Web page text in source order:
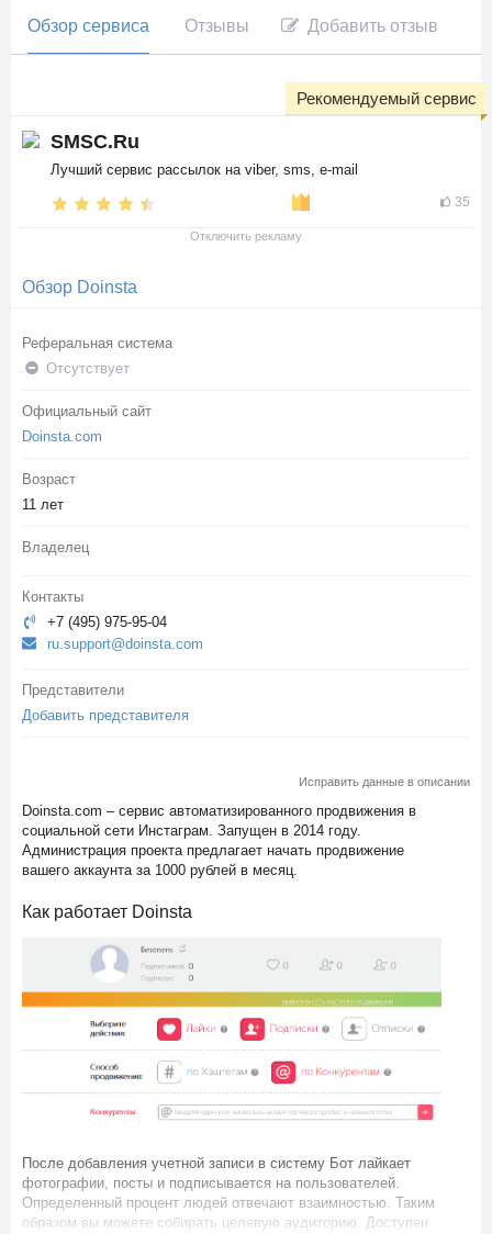
Обзор сервиса Отзывы Добавить отзыв
SMSC.Ru
Лучший сервис рассылок на viber, sms, e-mail
35
Рекомендуемый сервис
Отключить рекламу
Обзор Doinsta
Реферальная система
Отсутствует
Официальный сайт
Doinsta.com
Возраст
11 лет
Владелец
Контакты
+7 (495) 975-95-04
ru.support@doinsta.com
Представители
Добавить представителя
Исправить данные в описании
Doinsta.com – сервис автоматизированного продвижения в
социальной сети Инстаграм. Запущен в 2014 году.
Администрация проекта предлагает начать продвижение
вашего аккаунта за 1000 рублей в месяц.
Как работает Doinsta
После добавления учетной записи в систему Бот лайкает
фотографии, посты и подписывается на пользователей.
Определенный процент людей отвечают взаимностью. Таким
образом вы можете собирать целевую аудиторию. Доступен